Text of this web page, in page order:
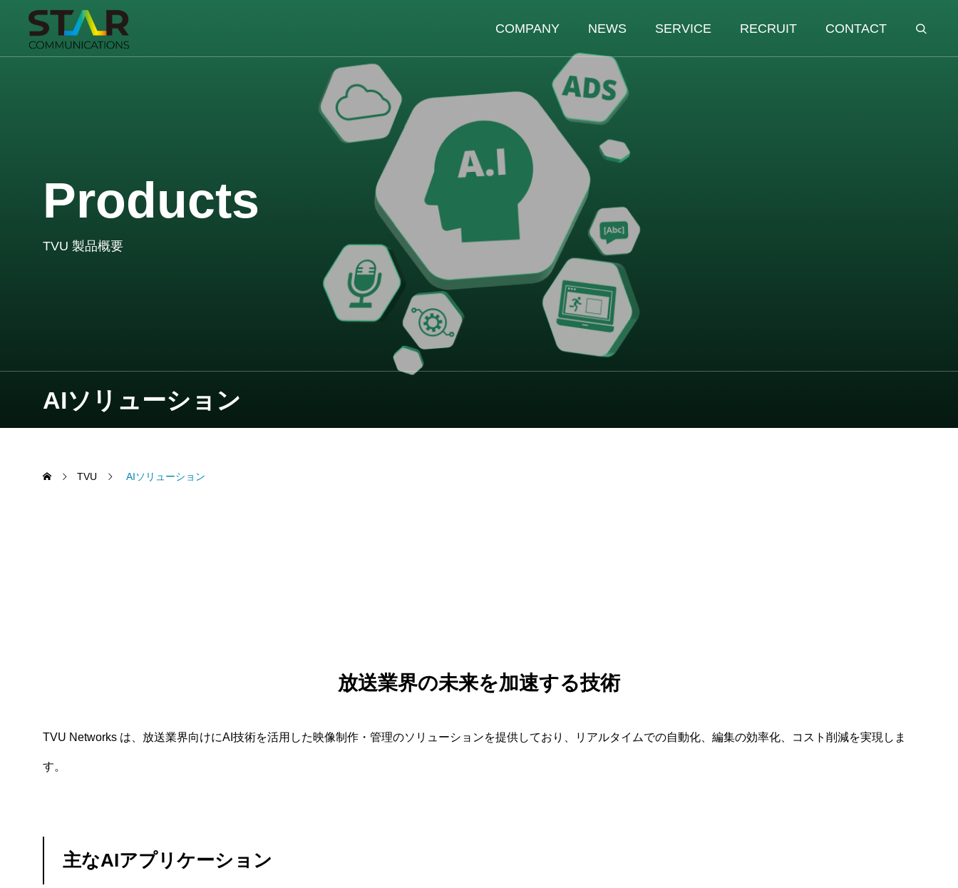
COMPANY NEWS SERVICE RECRUIT CONTACT
AIソリューション
Products
TVU 製品概要
TVU AIソリューション
放送業界の未来を加速する技術
TVU Networks は、放送業界向けにAI技術を活用した映像制作・管理のソリューションを提供しており、リアルタイムでの自動化、編集の効率化、コスト削減を実現しま
す。
主なAIアプリケーション